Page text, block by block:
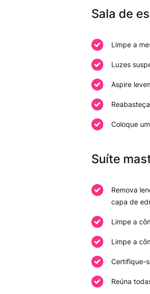
Sala de
Limpe a
Luzes
Aspire
Coloque
Suíte
Remova
capa de
Limpe a
Limpe a
Certifique-
Reúna